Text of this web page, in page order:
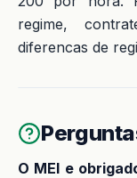
regime,
diferencas de
O MEI e